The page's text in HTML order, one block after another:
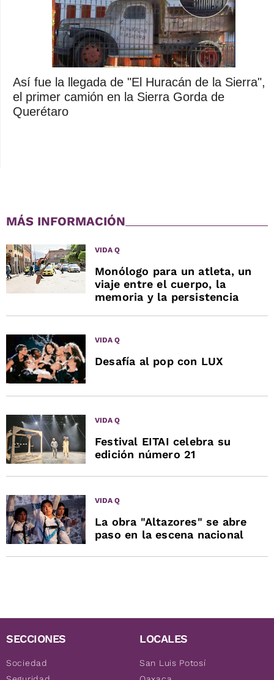
Así fue la llegada de "El Huracán de la Sierra",
el primer camión en la Sierra Gorda de
Querétaro
MÁS INFORMACIÓN
VIDA Q
Monólogo para un atleta, un
viaje entre el cuerpo, la
memoria y la persistencia
VIDA Q
Desafía al pop con LUX
VIDA Q
Festival EITAI celebra su
edición número 21
VIDA Q
La obra "Altazores" se abre
paso en la escena nacional
SECCIONES
Sociedad
LOCALES
San Luis Potosí